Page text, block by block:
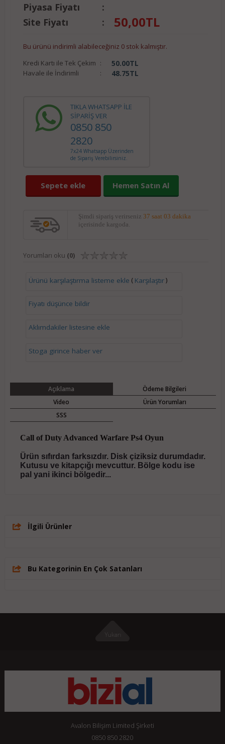
Piyasa Fiyatı
:
Site Fiyatı
: 50,00TL
Bu ürünü indirimli alabileceğiniz 0 stok kalmıştır.
Kredi Kartı ile Tek Çekim : 50.00TL
Havale ile İndirimli : 48.75TL
TIKLA WHATSAPP İLE
SİPARİŞ VER
0850 850
2820
7x24 Whatsapp Üzerinden
de Sipariş Verebilirsiniz.
Sepete ekle Hemen Satın Al
Şimdi sipariş verirseniz 37 saat 03 dakika
içerisinde kargoda.
Yorumları oku (0)
Ürünü karşılaştırma listeme ekle ( Karşılaştır)
Fiyatı düşünce bildir
Aklımdakiler listesine ekle
Stoga girince haber ver
Açıklama
Ödeme Bilgileri
Video
Ürün Yorumları
SSS
Call of Duty Advanced Warfare Ps4 Oyun
Ürün sıfırdan farksızdır. Disk çiziksiz durumdadır.
Kutusu ve kitapçığı mevcuttur. Bölge kodu ise
pal yani ikinci bölgedir...
İlgili Ürünler
Bu Kategorinin En Çok Satanları
Avalon Bilişim Limited Şirketi
0850 850 2820